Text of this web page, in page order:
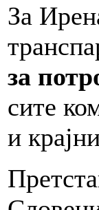
За
за
сите
и